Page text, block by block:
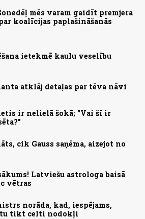
mēs varam gaidīt premjera
koalīcijas paplašināšanās
ietekmē kaulu veselību
atklāj detaļas par tēva nāvi
ir nelielā šokā; "Vai šī ir
cik Gauss saņēma, aizejot no
Latviešu astrologa baisā
vētras
norāda, kad, iespējams,
tikt celti nodokļi